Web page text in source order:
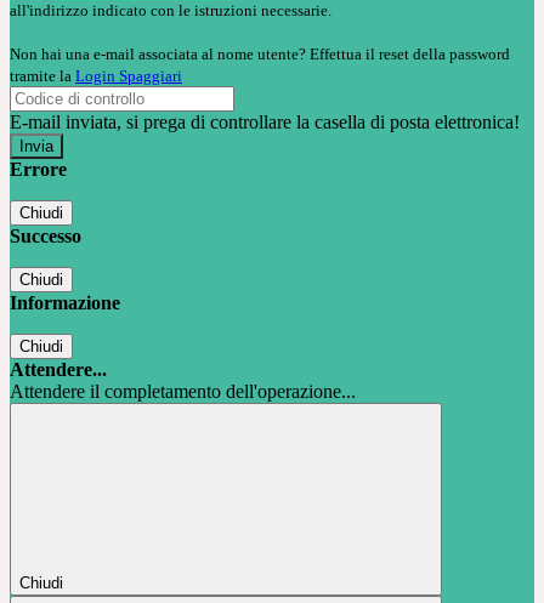
all'indirizzo indicato con le istruzioni necessarie.
Non hai una e-mail associata al nome utente? Effettua il reset della password
tramite la Login Spaggiari
E-mail inviata, si prega di controllare la casella di posta elettronica!
Errore
Chiudi
Successo
Chiudi
Informazione
Chiudi
Attendere...
Attendere il completamento dell'operazione...
Chiudi